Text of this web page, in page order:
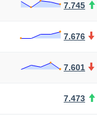
7.745
7.676
7.601
7.473